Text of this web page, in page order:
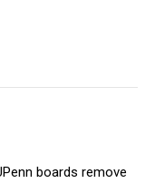
boards remove